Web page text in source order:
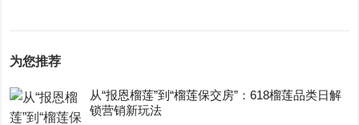
为您推荐
从“报恩榴莲”到“榴莲保交房”：618榴莲品类日解
锁营销新玩法